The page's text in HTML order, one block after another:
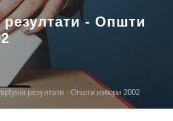
- Општи
резултати - Општи избори 2002